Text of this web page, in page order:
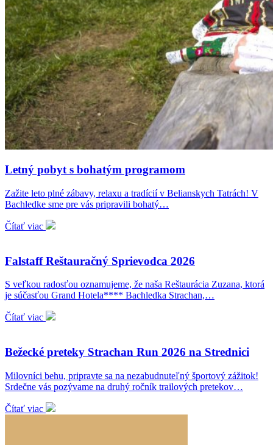
Letný pobyt s bohatým programom
Zažite leto plné zábavy, relaxu a tradícií v Belianskych Tatrách! V
Bachledke sme pre vás pripravili bohatý…
Čítať viac
Falstaff Reštauračný Sprievodca 2026
S veľkou radosťou oznamujeme, že naša Reštaurácia Zuzana, ktorá
je súčasťou Grand Hotela**** Bachledka Strachan,…
Čítať viac
Bežecké preteky Strachan Run 2026 na Strednici
Milovníci behu, pripravte sa na nezabudnuteľný športový zážitok!
Srdečne vás pozývame na druhý ročník trailových pretekov…
Čítať viac